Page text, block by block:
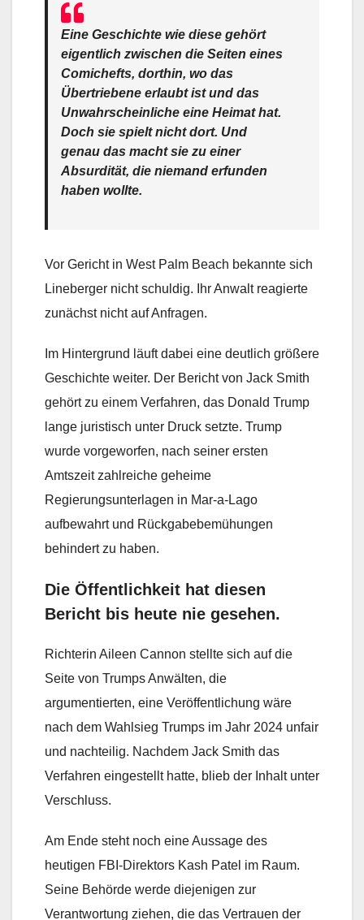
Eine Geschichte wie diese gehört
eigentlich zwischen die Seiten eines
Comichefts, dorthin, wo das
Übertriebene erlaubt ist und das
Unwahrscheinliche eine Heimat hat.
Doch sie spielt nicht dort. Und
genau das macht sie zu einer
Absurdität, die niemand erfunden
haben wollte.
Vor Gericht in West Palm Beach bekannte sich
Lineberger nicht schuldig. Ihr Anwalt reagierte
zunächst nicht auf Anfragen.
Im Hintergrund läuft dabei eine deutlich größere
Geschichte weiter. Der Bericht von Jack Smith
gehört zu einem Verfahren, das Donald Trump
lange juristisch unter Druck setzte. Trump
wurde vorgeworfen, nach seiner ersten
Amtszeit zahlreiche geheime
Regierungsunterlagen in Mar-a-Lago
aufbewahrt und Rückgabebemühungen
behindert zu haben.
Die Öffentlichkeit hat diesen
Bericht bis heute nie gesehen.
Richterin Aileen Cannon stellte sich auf die
Seite von Trumps Anwälten, die
argumentierten, eine Veröffentlichung wäre
nach dem Wahlsieg Trumps im Jahr 2024 unfair
und nachteilig. Nachdem Jack Smith das
Verfahren eingestellt hatte, blieb der Inhalt unter
Verschluss.
Am Ende steht noch eine Aussage des
heutigen FBI-Direktors Kash Patel im Raum.
Seine Behörde werde diejenigen zur
Verantwortung ziehen, die das Vertrauen der